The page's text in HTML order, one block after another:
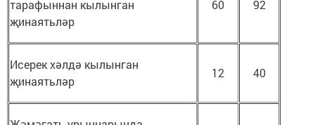
тарафыннан кылынган
җинаятьләр
60 92
Исерек хәлдә кылынган
җинаятьләр
12 40